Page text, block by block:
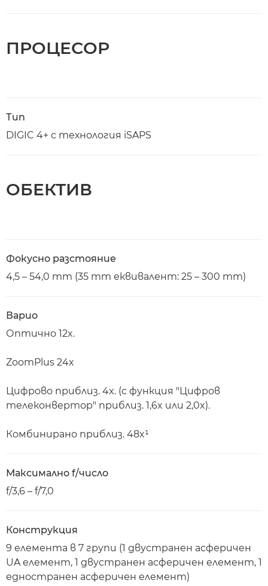
ПРОЦЕСОР
Тип
DIGIC 4+ с технология iSAPS
ОБЕКТИВ
Фокусно разстояние
4,5 – 54,0 mm (35 mm еквивалент: 25 – 300 mm)
Варио
Оптично 12x.
ZoomPlus 24x
Цифрово приблиз. 4x. (с функция "Цифров
телеконвертор" приблиз. 1,6x или 2,0x).
Комбинирано приблиз. 48x¹
Максимално f/число
f/3,6 – f/7,0
Конструкция
9 елемента в 7 групи (1 двустранен асферичен
UA елемент, 1 двустранен асферичен елемент, 1
едностранен асферичен елемент)